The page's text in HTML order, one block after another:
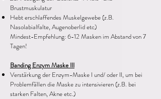
Brustmuskulatur
Hebt erschlaffendes Muskelgewebe (z.B.
Nasolabialfalte, Augenoberlid etc)
Mindest-Empfehlung: 6-12 Masken im Abstand von 7
Tagen!
Banding Enzym Maske III
Verstärkung der Enzym-Maske I und/ oder II, um bei
Problemfällen die Maske zu intensivieren (z.B. bei
starken Falten, Akne etc.)